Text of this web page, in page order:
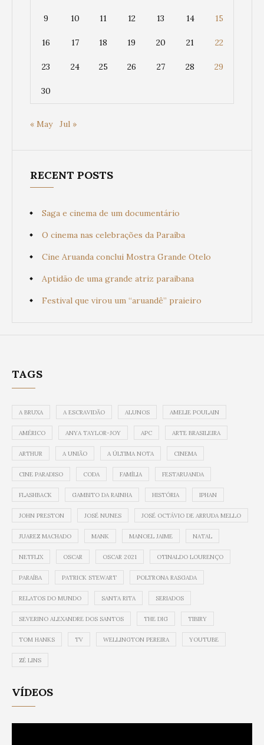
9 10 11 12 13 14 15
16 17 18 19 20 21 22
23 24 25 26 27 28 29
30
« May Jul »
RECENT POSTS
Saga e cinema de um documentário
O cinema nas celebrações da Paraíba
Cine Aruanda conclui Mostra Grande Otelo
Aptidão de uma grande atriz paraibana
Festival que virou um “aruandê” praieiro
TAGS
A BRUXA A ESCRAVIDÃO ALUNOS AMELIE POULAIN
AMÉRICO ANYA TAYLOR-JOY APC ARTE BRASILEIRA
ARTHUR A UNIÃO A ÚLTIMA NOTA CINEMA
CINE PARADISO CODA FAMÍLIA FESTARUANDA
FLASHBACK GAMBITO DA RAINHA HISTÓRIA IPHAN
JOHN PRESTON JOSÉ NUNES JOSÉ OCTÁVIO DE ARRUDA MELLO
JUAREZ MACHADO MANK MANOEL JAIME NATAL
NETFLIX OSCAR OSCAR 2021 OTINALDO LOURENÇO
PARAÍBA PATRICK STEWART POLTRONA RASGADA
RELATOS DO MUNDO SANTA RITA SERIADOS
SEVERINO ALEXANDRE DOS SANTOS THE DIG TIBIRY
TOM HANKS TV WELLINGTON PEREIRA YOUTUBE
ZÉ LINS
VÍDEOS